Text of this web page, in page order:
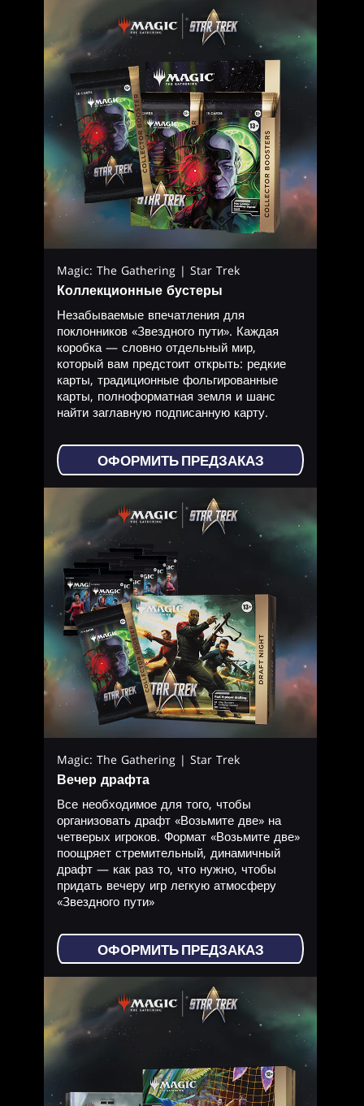
Magic: The Gathering | Star Trek
Коллекционные бустеры
Незабываемые впечатления для
поклонников «Звездного пути». Каждая
коробка — словно отдельный мир,
который вам предстоит открыть: редкие
карты, традиционные фольгированные
карты, полноформатная земля и шанс
найти заглавную подписанную карту.
ОФОРМИТЬ ПРЕДЗАКАЗ
Magic: The Gathering | Star Trek
Вечер драфта
Все необходимое для того, чтобы
организовать драфт «Возьмите две» на
четверых игроков. Формат «Возьмите две»
поощряет стремительный, динамичный
драфт — как раз то, что нужно, чтобы
придать вечеру игр легкую атмосферу
«Звездного пути»
ОФОРМИТЬ ПРЕДЗАКАЗ